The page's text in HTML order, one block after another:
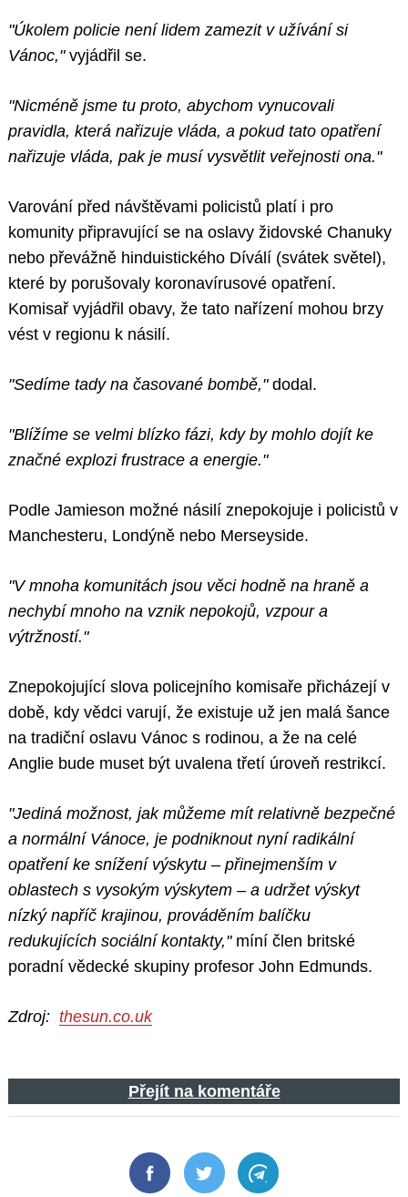
"Úkolem policie není lidem zamezit v užívání si
Vánoc,"vyjádřil se.
"Nicméně jsme tu proto, abychom vynucovali
pravidla, která nařizuje vláda, a pokud tato opatření
nařizuje vláda, pak je musí vysvětlit veřejnosti ona."
Varování před návštěvami policistů platí i pro
komunity připravující se na oslavy židovské Chanuky
nebo převážně hinduistického Díválí (svátek světel),
které by porušovaly koronavírusové opatření.
Komisař vyjádřil obavy, že tato nařízení mohou brzy
vést v regionu k násilí.
"Sedíme tady na časované bombě," dodal.
"Blížíme se velmi blízko fázi, kdy by mohlo dojít ke
značné explozi frustrace a energie."
Podle Jamieson možné násilí znepokojuje i policistů v
Manchesteru, Londýně nebo Merseyside.
"V mnoha komunitách jsou věci hodně na hraně a
nechybí mnoho na vznik nepokojů, vzpour a
výtržností."
Znepokojující slova policejního komisaře přicházejí v
době, kdy vědci varují, že existuje už jen malá šance
na tradiční oslavu Vánoc s rodinou, a že na celé
Anglie bude muset být uvalena třetí úroveň restrikcí.
"Jediná možnost, jak můžeme mít relativně bezpečné
a normální Vánoce, je podniknout nyní radikální
opatření ke snížení výskytu – přinejmenším v
oblastech s vysokým výskytem – a udržet výskyt
nízký napříč krajinou, prováděním balíčku
redukujících sociální kontakty,"míní člen britské
poradní vědecké skupiny profesor John Edmunds.
Zdroj: thesun.co.uk
Přejít na komentáře
FacebookTwitter Telegram